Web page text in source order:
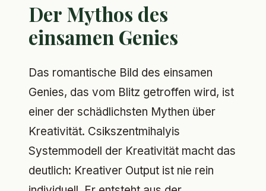
Der Mythos des
einsamen Genies
Das romantische Bild des einsamen
Genies, das vom Blitz getroffen wird, ist
einer der schädlichsten Mythen über
Kreativität. Csikszentmihalyis
Systemmodell der Kreativität macht das
deutlich: Kreativer Output ist nie rein